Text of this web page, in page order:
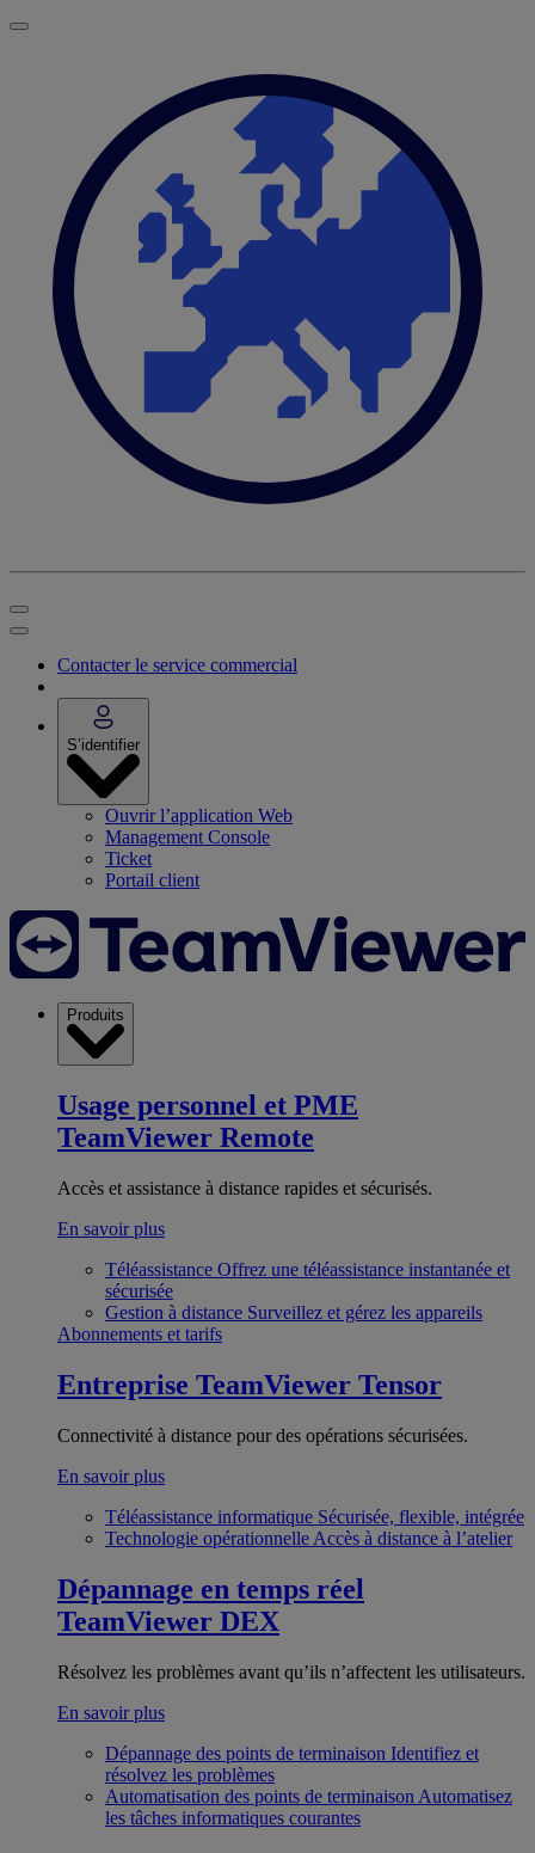
Contacter le service commercial
S’identifier
Ouvrir l’application Web
Management Console
Ticket
Portail client
Produits
Usage personnel et PME
TeamViewer Remote
Accès et assistance à distance rapides et sécurisés.
En savoir plus
Téléassistance Offrez une téléassistance instantanée et
sécurisée
Gestion à distance Surveillez et gérez les appareils
Abonnements et tarifs
Entreprise TeamViewer Tensor
Connectivité à distance pour des opérations sécurisées.
En savoir plus
Téléassistance informatique Sécurisée, flexible, intégrée
Technologie opérationnelle Accès à distance à l’atelier
Dépannage en temps réel
TeamViewer DEX
Résolvez les problèmes avant qu’ils n’affectent les utilisateurs.
En savoir plus
Dépannage des points de terminaison Identifiez et
résolvez les problèmes
Automatisation des points de terminaison Automatisez
les tâches informatiques courantes